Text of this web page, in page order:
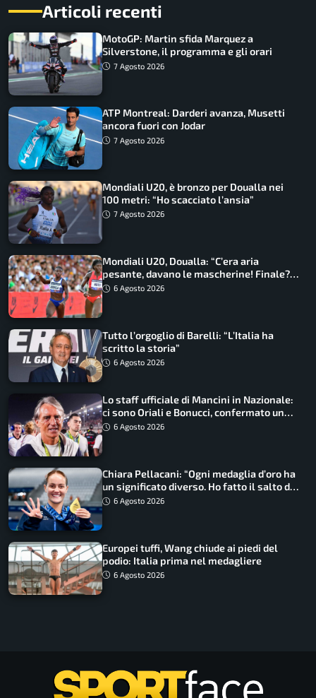
Articoli recenti
MotoGP: Martin sfida Marquez a
Silverstone, il programma e gli orari
7 Agosto 2026
ATP Montreal: Darderi avanza, Musetti
ancora fuori con Jodar
7 Agosto 2026
Mondiali U20, è bronzo per Doualla nei
100 metri: “Ho scacciato l’ansia”
7 Agosto 2026
Mondiali U20, Doualla: “C’era aria
pesante, davano le mascherine! Finale?
Non ho nulla da perdere”
6 Agosto 2026
Tutto l’orgoglio di Barelli: “L’Italia ha
scritto la storia”
6 Agosto 2026
Lo staff ufficiale di Mancini in Nazionale:
ci sono Oriali e Bonucci, confermato un
ritorno
6 Agosto 2026
Chiara Pellacani: “Ogni medaglia d’oro ha
un significato diverso. Ho fatto il salto di
qualità”
6 Agosto 2026
Europei tuffi, Wang chiude ai piedi del
podio: Italia prima nel medagliere
6 Agosto 2026